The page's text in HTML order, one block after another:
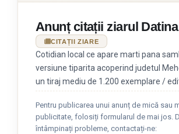
Anunț citații ziarul Datina
CITAȚII ZIARE
Cotidian local ce apare marti pana
versiune tiparita acoperind judetul
un tiraj mediu de 1.200 exemplare /
Pentru publicarea unui anunț de mică sau
publicitate, folosiți formularul de mai jos.
întâmpinați probleme, contactați-ne: